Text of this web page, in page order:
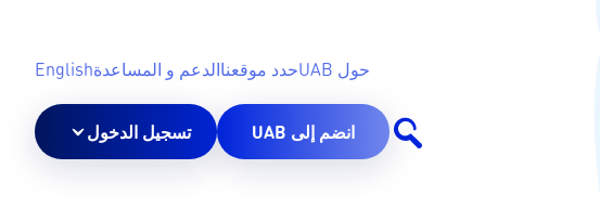
حول UAB حدد موقعناالدعم و المساعدةEnglish
انضم إلى UAB تسجيل الدخول